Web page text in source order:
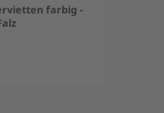
farbig -